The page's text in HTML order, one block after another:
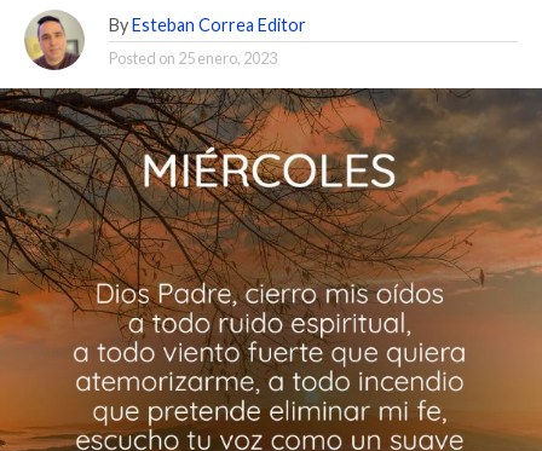
By Esteban Correa Editor
Posted on 25 enero, 2023